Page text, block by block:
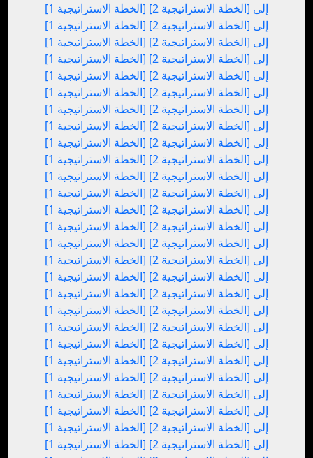
[الخطة الاستراتيجية 1] إلى [الخطة الاستراتيجية 2]
[الخطة الاستراتيجية 1] إلى [الخطة الاستراتيجية 2]
[الخطة الاستراتيجية 1] إلى [الخطة الاستراتيجية 2]
[الخطة الاستراتيجية 1] إلى [الخطة الاستراتيجية 2]
[الخطة الاستراتيجية 1] إلى [الخطة الاستراتيجية 2]
[الخطة الاستراتيجية 1] إلى [الخطة الاستراتيجية 2]
[الخطة الاستراتيجية 1] إلى [الخطة الاستراتيجية 2]
[الخطة الاستراتيجية 1] إلى [الخطة الاستراتيجية 2]
[الخطة الاستراتيجية 1] إلى [الخطة الاستراتيجية 2]
[الخطة الاستراتيجية 1] إلى [الخطة الاستراتيجية 2]
[الخطة الاستراتيجية 1] إلى [الخطة الاستراتيجية 2]
[الخطة الاستراتيجية 1] إلى [الخطة الاستراتيجية 2]
[الخطة الاستراتيجية 1] إلى [الخطة الاستراتيجية 2]
[الخطة الاستراتيجية 1] إلى [الخطة الاستراتيجية 2]
[الخطة الاستراتيجية 1] إلى [الخطة الاستراتيجية 2]
[الخطة الاستراتيجية 1] إلى [الخطة الاستراتيجية 2]
[الخطة الاستراتيجية 1] إلى [الخطة الاستراتيجية 2]
[الخطة الاستراتيجية 1] إلى [الخطة الاستراتيجية 2]
[الخطة الاستراتيجية 1] إلى [الخطة الاستراتيجية 2]
[الخطة الاستراتيجية 1] إلى [الخطة الاستراتيجية 2]
[الخطة الاستراتيجية 1] إلى [الخطة الاستراتيجية 2]
[الخطة الاستراتيجية 1] إلى [الخطة الاستراتيجية 2]
[الخطة الاستراتيجية 1] إلى [الخطة الاستراتيجية 2]
[الخطة الاستراتيجية 1] إلى [الخطة الاستراتيجية 2]
[الخطة الاستراتيجية 1] إلى [الخطة الاستراتيجية 2]
[الخطة الاستراتيجية 1] إلى [الخطة الاستراتيجية 2]
[الخطة الاستراتيجية 1] إلى [الخطة الاستراتيجية 2]